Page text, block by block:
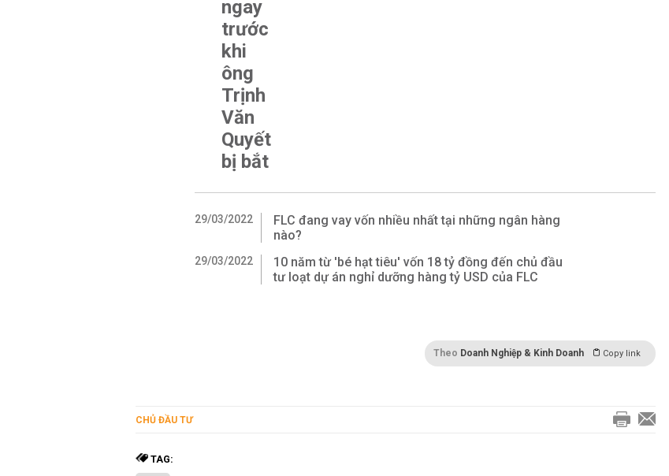
ngay
trước
khi
ông
Trịnh
Văn
Quyết
bị bắt
29/03/2022
FLC đang vay vốn nhiều nhất tại những ngân hàng
nào?
29/03/2022
10 năm từ 'bé hạt tiêu' vốn 18 tỷ đồng đến chủ đầu
tư loạt dự án nghỉ dưỡng hàng tỷ USD của FLC
Theo Doanh Nghiệp & Kinh Doanh Copy link
CHỦ ĐẦU TƯ
TAG: